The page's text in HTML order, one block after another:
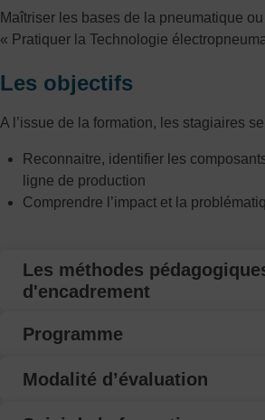
Maîtriser les bases de la pneumatique
« Pratiquer la Technologie
Les objectifs
A l’issue de la formation, les stagiaires
Reconnaitre, identifier les
ligne de production
Comprendre l’impact et la
Les méthodes
d'encadrement
Programme
Modalité d’évaluation